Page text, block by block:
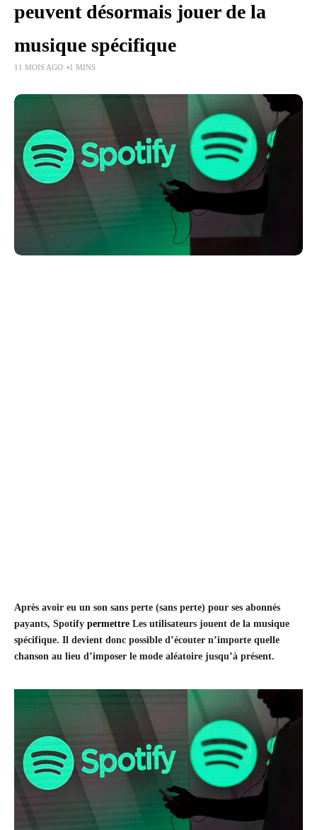
peuvent désormais jouer de la
musique spécifique
11 MOIS AGO 1 MINS
Après avoir eu un son sans perte (sans perte) pour ses abonnés
payants, Spotify permettre Les utilisateurs jouent de la musique
spécifique. Il devient donc possible d’écouter n’importe quelle
chanson au lieu d’imposer le mode aléatoire jusqu’à présent.